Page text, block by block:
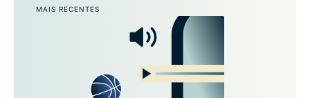
MAIS RECENTES